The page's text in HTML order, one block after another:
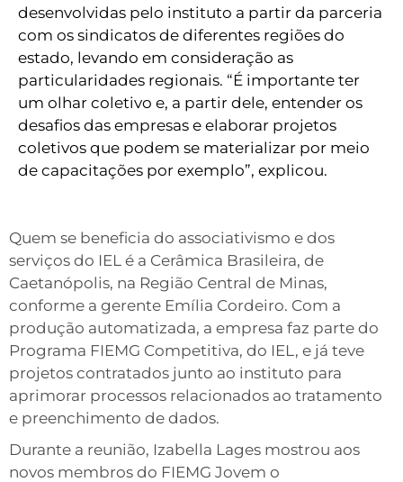
desenvolvidas pelo instituto a partir da parceria
com os sindicatos de diferentes regiões do
estado, levando em consideração as
particularidades regionais. “É importante ter
um olhar coletivo e, a partir dele, entender os
desafios das empresas e elaborar projetos
coletivos que podem se materializar por meio
de capacitações por exemplo”, explicou.
Quem se beneficia do associativismo e dos
serviços do IEL é a Cerâmica Brasileira, de
Caetanópolis, na Região Central de Minas,
conforme a gerente Emília Cordeiro. Com a
produção automatizada, a empresa faz parte do
Programa FIEMG Competitiva, do IEL, e já teve
projetos contratados junto ao instituto para
aprimorar processos relacionados ao tratamento
e preenchimento de dados.
Durante a reunião, Izabella Lages mostrou aos
novos membros do FIEMG Jovem o